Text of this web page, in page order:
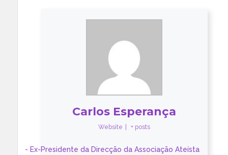
Carlos Esperança
Website + posts
- Ex-Presidente da Direcção da Associação Ateísta